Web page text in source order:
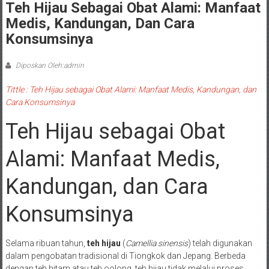
Teh Hijau Sebagai Obat Alami: Manfaat
Medis, Kandungan, Dan Cara
Konsumsinya
Diposkan Oleh:admin
Tittle : Teh Hijau sebagai Obat Alami: Manfaat Medis, Kandungan, dan
Cara Konsumsinya
Teh Hijau sebagai Obat
Alami: Manfaat Medis,
Kandungan, dan Cara
Konsumsinya
Selama ribuan tahun, teh hijau (Camellia sinensis) telah digunakan
dalam pengobatan tradisional di Tiongkok dan Jepang. Berbeda